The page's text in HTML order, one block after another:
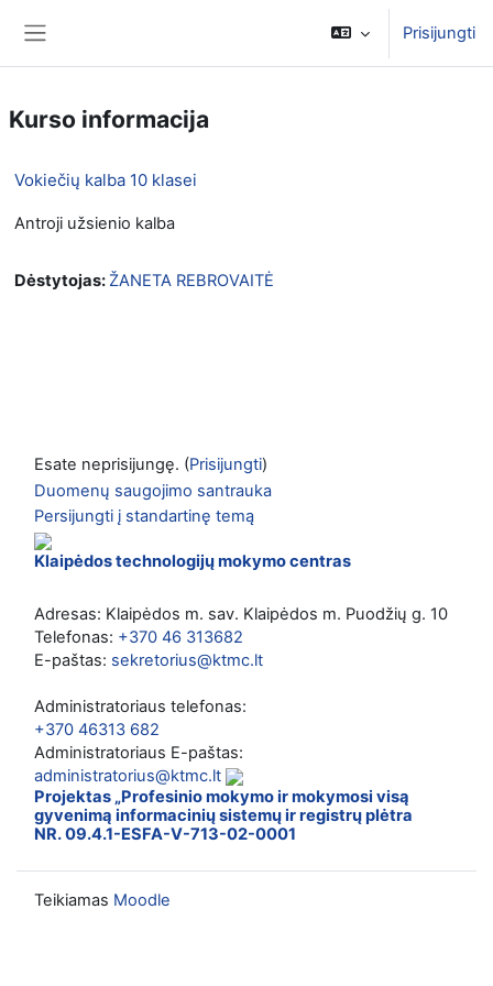
Prisijungti
Kurso informacija
Vokiečių kalba 10 klasei
Antroji užsienio kalba
Dėstytojas: ŽANETA REBROVAITĖ
Esate neprisijungę. (Prisijungti)
Duomenų saugojimo santrauka
Persijungti į standartinę temą
Klaipėdos technologijų mokymo centras
Adresas: Klaipėdos m. sav. Klaipėdos m. Puodžių g. 10
Telefonas: +370 46 313682
E-paštas: sekretorius@ktmc.lt
Administratoriaus telefonas:
+370 46313 682
Administratoriaus E-paštas:
administratorius@ktmc.lt
Projektas „Profesinio mokymo ir mokymosi visą
gyvenimą informacinių sistemų ir registrų plėtra
NR. 09.4.1-ESFA-V-713-02-0001
Teikiamas Moodle